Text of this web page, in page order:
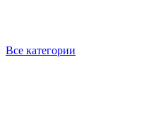
Все категории